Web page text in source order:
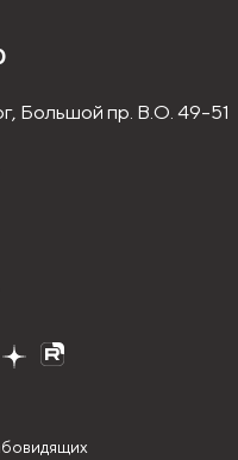
Большой пр. В.О. 49-51